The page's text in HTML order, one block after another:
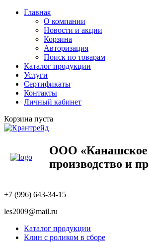
Главная
О компании
Новости и акции
Корзина
Авторизация
Поиск по товарам
Каталог продукции
Услуги
Сертификаты
Контакты
Личный кабинет
Корзина пуста
ООО
производство и
+7 (996) 643-34-15
les2009@mail.ru
Каталог продукции
Клин с роликом в сборе